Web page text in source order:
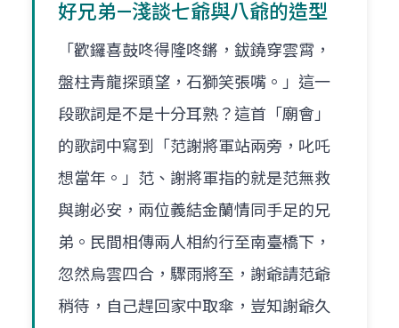
好兄弟—淺談七爺與八爺的造型
「歡鑼喜鼓咚得隆咚鏘，鈸鐃穿雲霄，
盤柱青龍探頭望，石獅笑張嘴。」這一
段歌詞是不是十分耳熟？這首「廟會」
的歌詞中寫到「范謝將軍站兩旁，叱吒
想當年。」范、謝將軍指的就是范無救
與謝必安，兩位義結金蘭情同手足的兄
弟。民間相傳兩人相約行至南臺橋下，
忽然烏雲四合，驟雨將至，謝爺請范爺
稍待，自己趕回家中取傘，豈知謝爺久